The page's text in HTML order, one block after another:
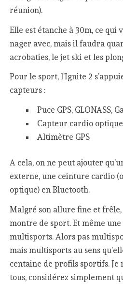
réunion).
Elle est étanche à 30m, ce qui
nager avec, mais il faudra
acrobaties, le jet ski et les
Pour le sport, l’Ignite 2
capteurs :
Puce GPS, GLONASS,
Capteur cardio optique
Altimètre GPS
A cela, on ne peut ajouter
externe, une ceinture cardio
optique) en Bluetooth.
Malgré son allure fine et frêle,
montre de sport. Et même
multisports. Alors pas
mais multisports au sens
centaine de profils sportifs. Je
tous, considérez simplement